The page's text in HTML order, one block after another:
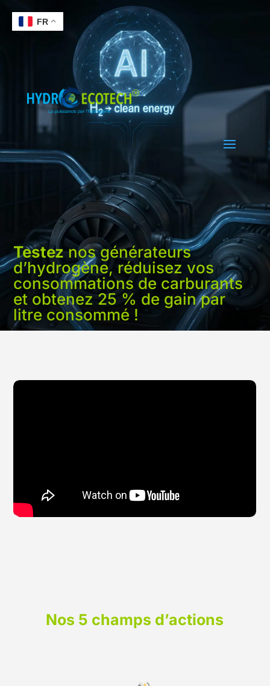
Testeznos générateurs
d’hydrogène, réduisez vos
consommations de carburants
et obtenez 25 % de gain par
litre consommé !
Nos 5 champs d’actions
FR